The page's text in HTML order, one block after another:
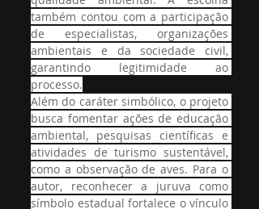
também contou com a participação
de especialistas, organizações
ambientais e da sociedade civil,
garantindo legitimidade ao
processo.
Além do caráter simbólico, o projeto
busca fomentar ações de educação
ambiental, pesquisas científicas e
atividades de turismo sustentável,
como a observação de aves. Para o
autor, reconhecer a juruva como
símbolo estadual fortalece o vínculo